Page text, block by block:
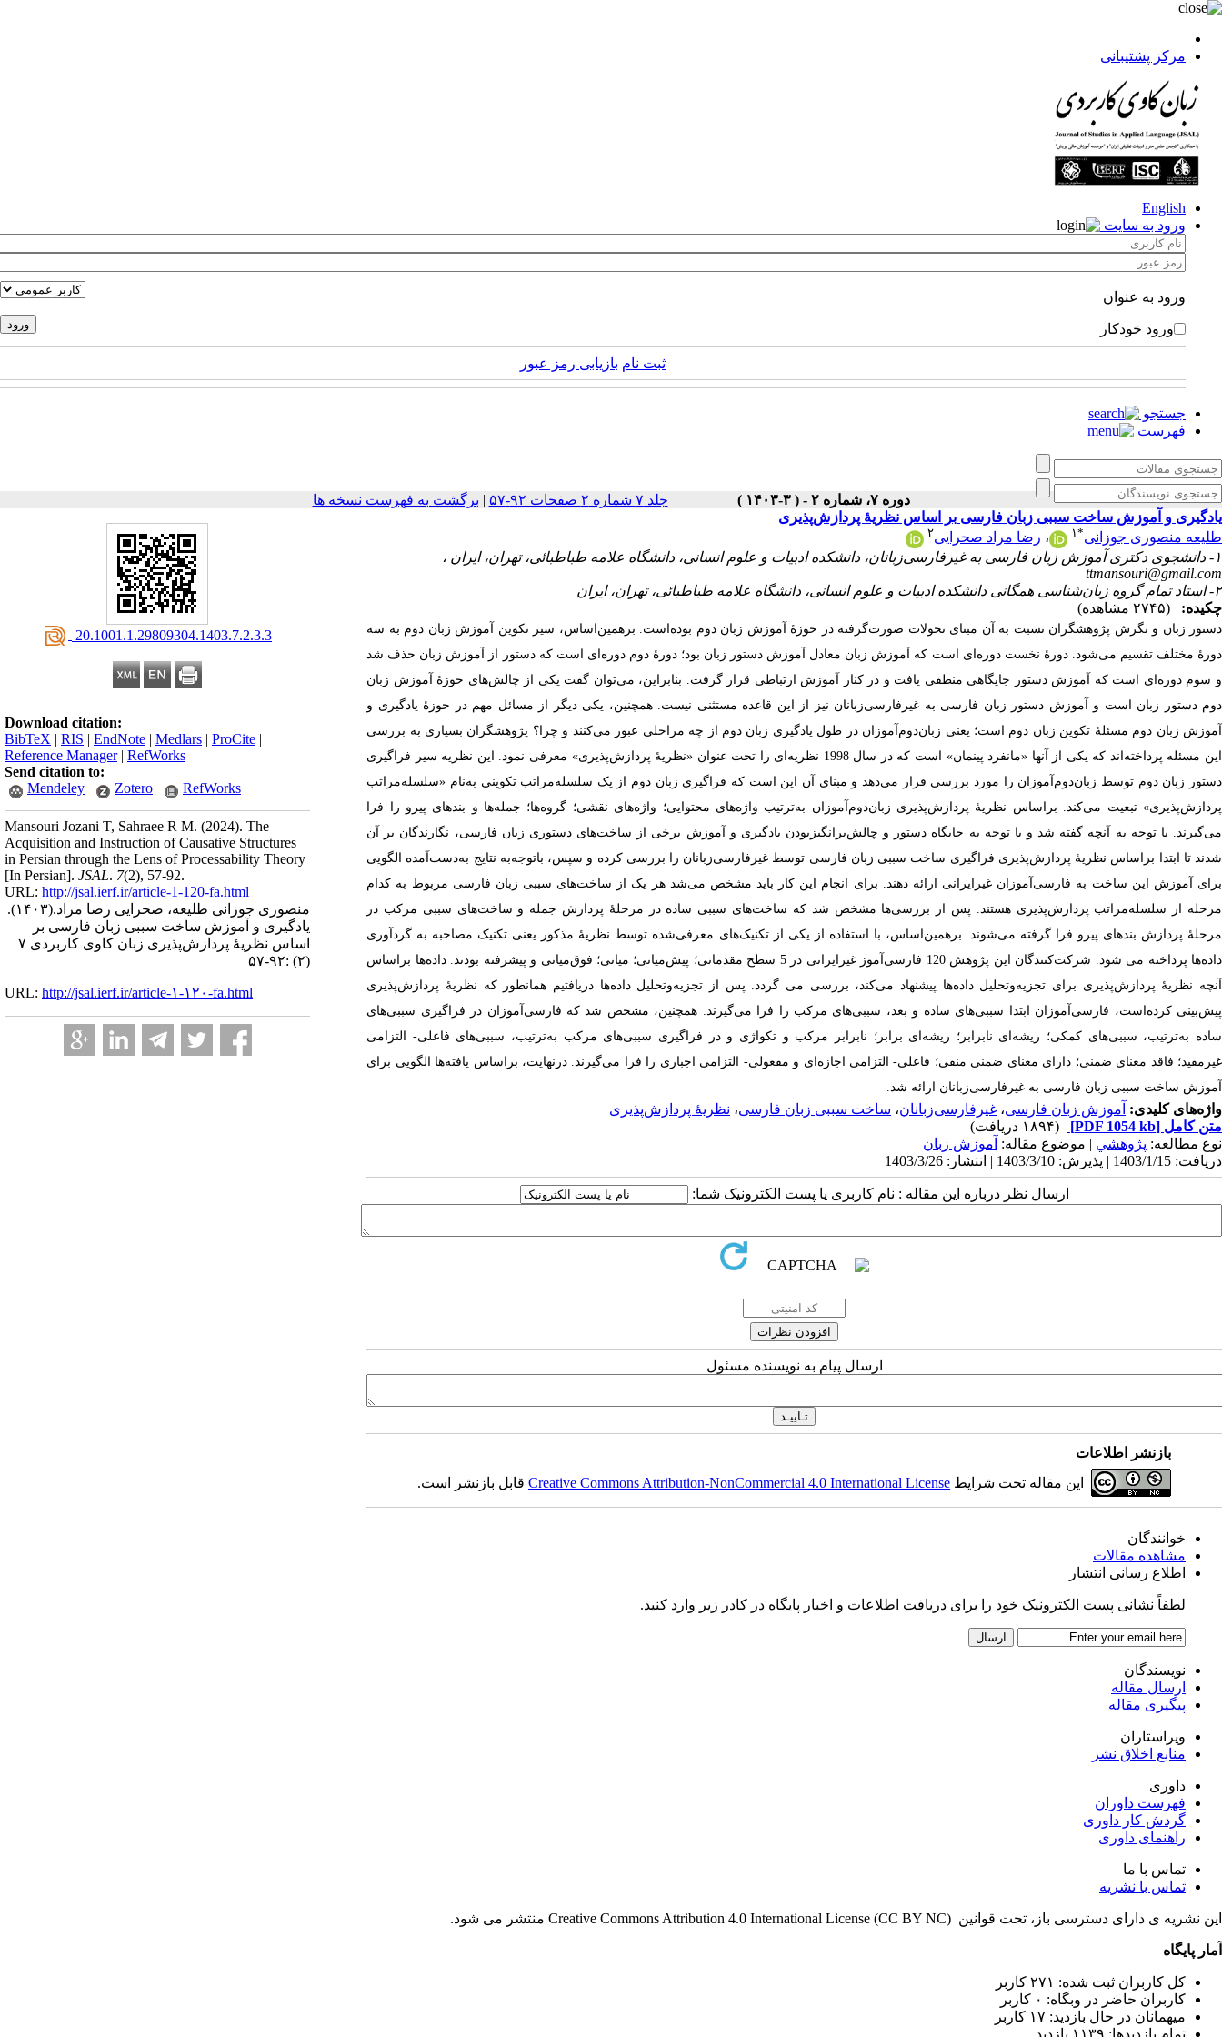
مرکز پشتیبانی
English
ورود به سایت
ورود به عنوان
ورود خودکار
ثبت نام بازیابی رمز عبور
جستجو
فهرست
زبان‌ کاوی کاربردی
دوره ۷، شماره ۲ - ( ۳-۱۴۰۳ ) جلد ۷ شماره ۲ صفحات ۹۲-۵۷ | برگشت به فهرست نسخه ها
‎ 20.1001.1.29809304.1403.7.2.3.3
Download citation:
BibTeX | RIS | EndNote | Medlars | ProCite |
Reference Manager| RefWorks
Send citation to:
Mendeley
Zotero RefWorks
Mansouri Jozani T, Sahraee R M. (2024). The
Acquisition and Instruction of Causative Structures
in Persian through the Lens of Processability Theory
[In Persian]. JSAL. 7(2), 57-92.
URL: http://jsal.ierf.ir/article-1-120-fa.html
منصوری جوزانی طلیعه، صحرایی رضا مراد.(۱۴۰۳).
یادگیری و آموزش ساخت سببی زبان فارسی بر
اساس نظریۀ پردازش‌پذیری زبان کاوی کاربردی ۷
(۲) :۹۲-۵۷
URL: http://jsal.ierf.ir/article-۱-۱۲۰-fa.html
یادگیری و آموزش ساخت سببی زبان فارسی بر اساس نظریۀ پردازش‌پذیری
طلیعه منصوری جوزانی*۱ ، رضا مراد صحرایی۲
۱- دانشجوی دکتری آموزش زبان فارسی به غیرفارسی‌زبانان، دانشکده ادبیات و علوم انسانی، دانشگاه علامه طباطبائی، تهران، ایران ،
ttmansouri@gmail.com
۲- استاد تمام گروه زبان‌شناسی همگانی دانشکده ادبیات و علوم انسانی، دانشگاه علامه طباطبائی، تهران، ایران
چکیده:
(۲۷۴۵ مشاهده)
دستور زبان و نگرش پژوهشگران نسبت به آن مبنای تحولات صورت‌گرفته در حوزۀ آموزش زبان دوم بوده‌است. برهمین‌اساس، سیر تکوین آموزش زبان دوم به سه
دورۀ مختلف تقسیم می‌شود. دورۀ نخست دوره‌ای است که آموزش زبان معادل آموزش دستور زبان بود؛ دورۀ دوم دوره‌ای است که دستور از آموزش زبان حذف شد
و سوم دوره‌ای است که آموزش دستور جایگاهی منطقی یافت و در کنار آموزش ارتباطی قرار گرفت. بنابراین، می‌توان گفت یکی از چالش‌های حوزۀ آموزش زبان
دوم دستور زبان است و آموزش دستور زبان فارسی به غیرفارسی‌زبانان نیز از این قاعده مستثنی نیست. همچنین، یکی دیگر از مسائل مهم در حوزۀ یادگیری و
آموزش زبان دوم مسئلۀ تکوین زبان دوم است؛ یعنی زبان‌دوم‌آموزان در طول یادگیری زبان دوم از چه مراحلی عبور می‌کنند و چرا؟ پژوهشگران بسیاری به بررسی
این مسئله پرداخته‌اند که یکی از آنها «مانفرد پینمان» است که در سال 1998 نظریه‌ای را تحت عنوان «نظریۀ پردازش‌پذیری» معرفی نمود. این نظریه سیر فراگیری
دستور زبان دوم توسط زبان‌دوم‌آموزان را مورد بررسی قرار می‌دهد و مبنای آن این است که فراگیری زبان دوم از یک سلسله‌مراتب تکوینی به‌نام «سلسله‌مراتب
پردازش‌پذیری» تبعیت می‌کند. براساس نظریۀ پردازش‌پذیری زبان‌دوم‌آموزان به‌ترتیب واژه‌های محتوایی؛ واژه‌های نقشی؛ گروه‌ها؛ جمله‌ها و بندهای پیرو را فرا
می‌گیرند. با توجه به آنچه گفته شد و با توجه به جایگاه دستور و چالش‌برانگیزبودن یادگیری و آموزش برخی از ساخت‌های دستوری زبان فارسی، نگارندگان بر آن
شدند تا ابتدا براساس نظریۀ پردازش‌پذیری فراگیری ساخت سببی زبان فارسی توسط غیرفارسی‌زبانان را بررسی کرده و سپس، باتوجه‌به نتایج به‌دست‌آمده الگویی
برای آموزش این ساخت به فارسی‌آموزان غیرایرانی ارائه دهند. برای انجام این کار باید مشخص می‌شد هر یک از ساخت‌های سببی زبان فارسی مربوط به کدام
مرحله از سلسله‌مراتب پردازش‌پذیری هستند. پس از بررسی‌ها مشخص شد که ساخت‌های سببی ساده در مرحلۀ پردازش جمله و ساخت‌های سببی مرکب در
مرحلۀ پردازش بندهای پیرو فرا گرفته می‌شوند. برهمین‌اساس، با استفاده از یکی از تکنیک‌های معرفی‌شده توسط نظریۀ مذکور یعنی تکنیک مصاحبه به گردآوری
داده‌ها پرداخته می شود. شرکت‌کنندگان این پژوهش 120 فارسی‌آموز غیرایرانی در 5 سطح مقدماتی؛ پیش‌میانی؛ میانی؛ فوق‌میانی و پیشرفته بودند. داده‌ها براساس
آنچه نظریۀ پردازش‌پذیری برای تجزیه‌وتحلیل داده‌ها پیشنهاد می‌کند، بررسی می گردد. پس از تجزیه‌وتحلیل داده‌ها دریافتیم همانطور که نظریۀ پردازش‌پذیری
پیش‌بینی کرده‌است، فارسی‌آموزان ابتدا سببی‌های ساده و بعد، سببی‌های مرکب را فرا می‌گیرند. همچنین، مشخص شد که فارسی‌آموزان در فراگیری سببی‌های
ساده به‌ترتیب، سببی‌های کمکی؛ ریشه‌ای نابرابر؛ ریشه‌ای برابر؛ نابرابر مرکب و تکواژی و در فراگیری سببی‌های مرکب به‌ترتیب، سببی‌های فاعلی- التزامی
غیرمقید؛ فاقد معنای ضمنی؛ دارای معنای ضمنی منفی؛ فاعلی- التزامی اجازه‌ای و مفعولی- التزامی اجباری را فرا می‌گیرند. درنهایت، براساس یافته‌ها الگویی برای
آموزش ساخت سببی زبان فارسی به غیرفارسی‌زبانان ارائه شد.
واژه‌های کلیدی: آموزش زبان فارسی، غیرفارسی‌زبانان، ساخت سببی زبان فارسی، نظریۀ پردازش‌پذیری
متن کامل [PDF 1054 kb]
(۱۸۹۴ دریافت)
نوع مطالعه: پژوهشي | موضوع مقاله: آموزش زبان
دریافت: 1403/1/15 | پذیرش: 1403/3/10 | انتشار: 1403/3/26
ارسال نظر درباره این مقاله : نام کاربری یا پست الکترونیک شما:
ارسال پیام به نویسنده مسئول
بازنشر اطلاعات
این مقاله تحت شرایط Creative Commons Attribution-NonCommercial 4.0 International Licenseقابل بازنشر است.
خوانندگان
مشاهده مقالات
اطلاع رسانی انتشار
لطفاً نشانی پست الکترونیک خود را برای دریافت اطلاعات و اخبار پایگاه در کادر زیر وارد کنید.
نویسندگان
ارسال مقاله
پیگیری مقاله
ویراستاران
منابع اخلاق نشر
داوری
فهرست داوران
گردش کار داوری
راهنمای داوری
تماس با ما
تماس با نشریه
این نشریه ی دارای دسترسی باز، تحت قوانین Creative Commons Attribution 4.0 International License (CC BY NC) منتشر می شود.
آمار پایگاه
کل کاربران ثبت شده: ۲۷۱ کاربر
کاربران حاضر در وبگاه: ۰ کاربر
میهمانان در حال بازدید: ۱۷ کاربر
تمام بازدید‌ها: ۱۱۳۹ بازدید